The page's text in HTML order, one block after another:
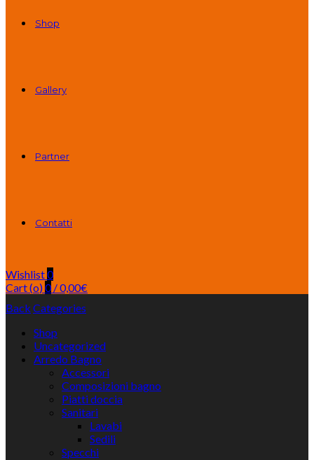
Shop
Gallery
Partner
Contatti
Wishlist0
Cart (o)0 /0,00€
Back Categories
Shop
Uncategorized
Arredo Bagno
Accessori
Composizioni bagno
Piatti doccia
Sanitari
Lavabi
Sedili
Specchi